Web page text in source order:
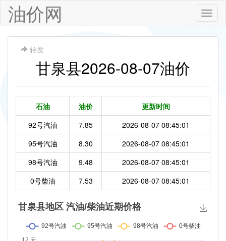
油价网
Toggle
转发
甘泉县2026-08-07油价
石油 油价
更新时间
92号汽油
7.85
2026-08-07 08:45:01
95号汽油
8.30
2026-08-07 08:45:01
98号汽油
9.48
2026-08-07 08:45:01
0号柴油
7.53 2026-08-07 08:45:01